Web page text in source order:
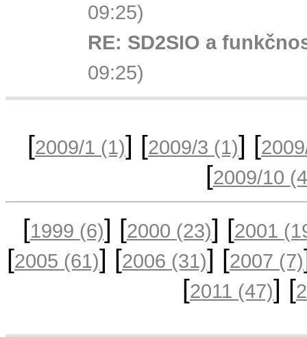
09:25)
RE: SD2SIO a
09:25)
[2009/1 (1)] [2009/3 (1)] [
[2009/10
[1999 (6)] [2000 (23)] [2001
[2005 (61)] [2006 (31)] [2007 (7)
[2011 (47)] [